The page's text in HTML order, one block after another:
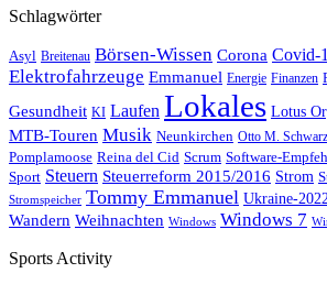
Schlagwörter
Asyl Breitenau Börsen-Wissen Corona Covid-
Elektrofahrzeuge Emmanuel Energie Finanzen
Gesundheit KI Laufen Lokales Lotus
MTB-Touren Musik Neunkirchen Otto M. Schwarz
Pomplamoose Reina del Cid Scrum Software-
Sport Steuern Steuerreform 2015/2016 Strom
Stromspeicher Tommy Emmanuel Ukraine-
Wandern Weihnachten Windows Windows 7
Sports Activity